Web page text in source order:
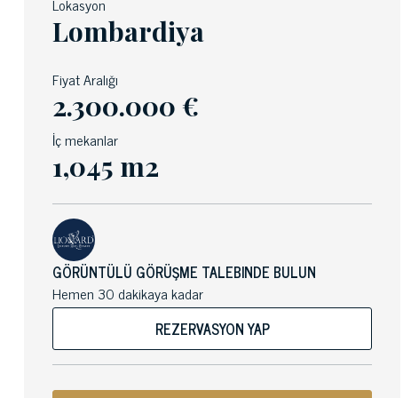
Lombardiya
Fiyat Aralığı
2.300.000 €
İç mekanlar
1,045 m2
GÖRÜNTÜLÜ GÖRÜŞME TALEBINDE BULUN
Hemen 30 dakikaya kadar
REZERVASYON YAP